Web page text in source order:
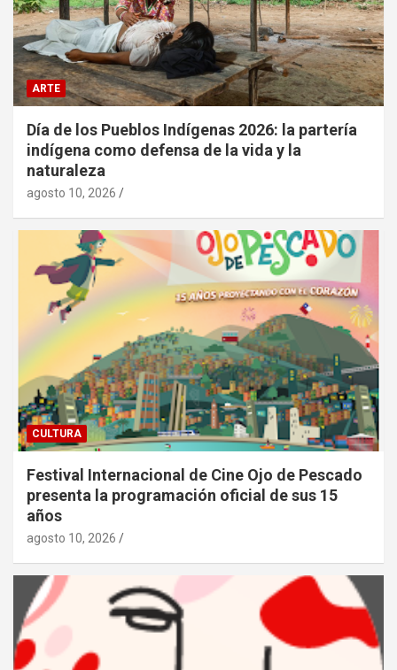
ARTE
Día de los Pueblos Indígenas 2026: la partería
indígena como defensa de la vida y la
naturaleza
agosto 10, 2026
CULTURA
Festival Internacional de Cine Ojo de Pescado
presenta la programación oficial de sus 15
años
agosto 10, 2026